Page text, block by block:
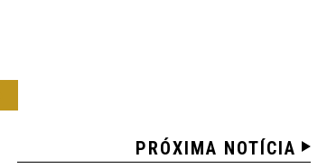
PRÓXIMA NOTÍCIA